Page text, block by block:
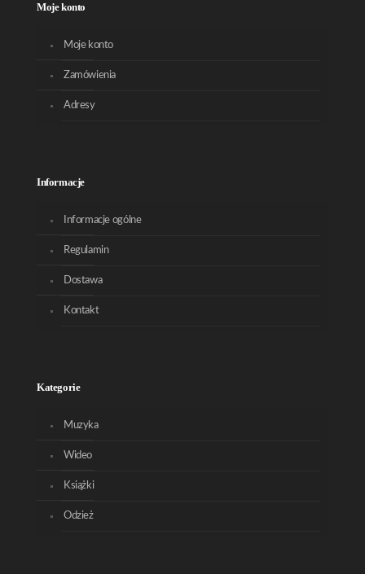
Moje konto
Moje konto
Zamówienia
Adresy
Informacje
Informacje ogólne
Regulamin
Dostawa
Kontakt
Kategorie
Muzyka
Wideo
Książki
Odzież